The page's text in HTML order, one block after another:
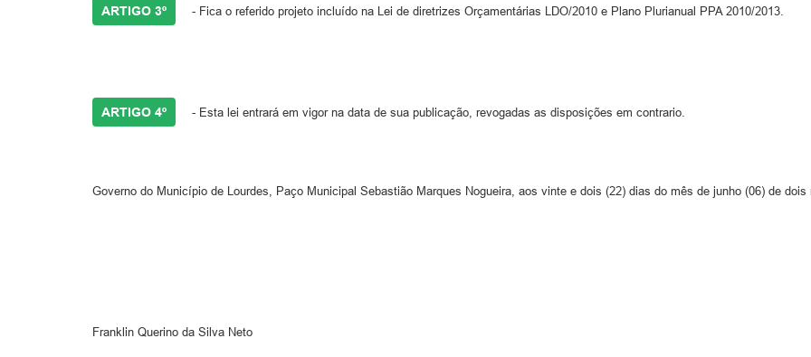
ARTIGO 3º - Fica o referido projeto incluído na Lei de diretrizes Orçamentárias LDO/2010 e Plano Plurianual PPA 2010/2013.
ARTIGO 4º - Esta lei entrará em vigor na data de sua publicação, revogadas as disposições em contrario.
Governo do Município de Lourdes, Paço Municipal Sebastião Marques Nogueira, aos vinte e dois (22) dias do mês de junho (06) de dois
Franklin Querino da Silva Neto